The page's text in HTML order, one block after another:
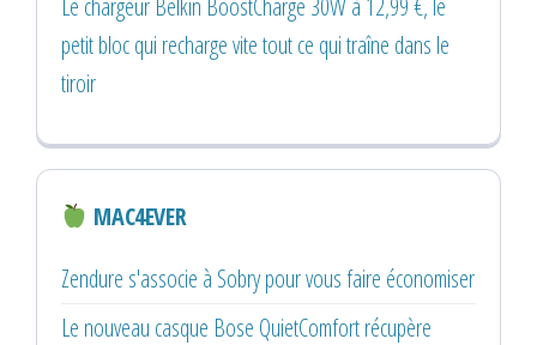
petit bloc qui recharge vite tout ce qui traîne dans le
tiroir
MAC4EVER
Zendure s'associe à Sobry pour vous faire économiser
Le nouveau casque Bose QuietComfort récupère